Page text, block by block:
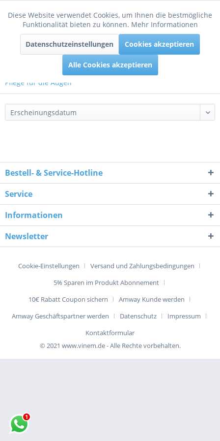
Menü
Pflege für die Augen
Bestell- & Service-Hotline
Service
Informationen
Newsletter
Cookie-Einstellungen
Versand und Zahlungsbedingungen
5% Sparen im Produkt Abonnement
10€ Rabatt Coupon sichern
Amway Kunde werden
Amway Geschäftspartner werden
Datenschutz
Impressum
Kontaktformular
© 2021 www.vinem.de - Alle Rechte vorbehalten.
Funktionale Aktiv
Tracking Inaktiv
Diese Website verwendet Cookies, um Ihnen die bestmögliche
Funktionalität bieten zu können. Mehr Informationen
Datenschutzeinstellungen Cookies akzeptieren
Alle Cookies akzeptieren